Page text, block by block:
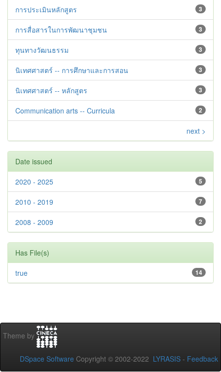
3
การประเมินหลักสูตร
3
การสื่อสารในการพัฒนาชุมชน
3
ทุนทางวัฒนธรรม
3
นิเทศศาสตร์ -- การศึกษาและการสอน
3
นิเทศศาสตร์ -- หลักสูตร
2
Communication arts -- Curricula
next >
Date issued
5
2020 - 2025
7
2010 - 2019
2
2008 - 2009
Has File(s)
14
true
Theme by
DSpace Software Copyright © 2002-2022 LYRASIS - Feedback